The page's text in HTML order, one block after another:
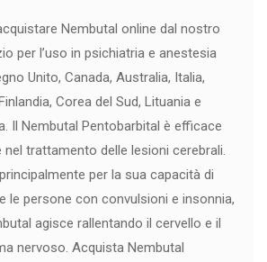
Nembutal online dal nostro
per l’uso in psichiatria e anestesia
Unito, Canada, Australia, Italia,
Corea del Sud, Lituania e
Il Nembutal Pentobarbital è efficace
nel trattamento delle lesioni cerebrali.
per la sua capacità di
le persone con convulsioni e insonnia,
agisce rallentando il cervello e il
nervoso. Acquista Nembutal